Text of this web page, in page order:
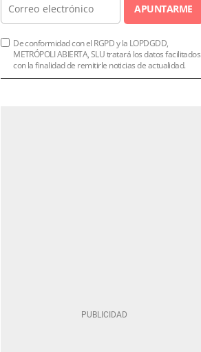
APUNTARME
De conformidad con el RGPD y la LOPDGDD,
METRÓPOLI ABIERTA, SLU tratará los datos facilitados
con la finalidad de remitirle noticias de actualidad.